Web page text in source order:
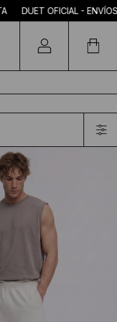
- ENVÍOS A TODO